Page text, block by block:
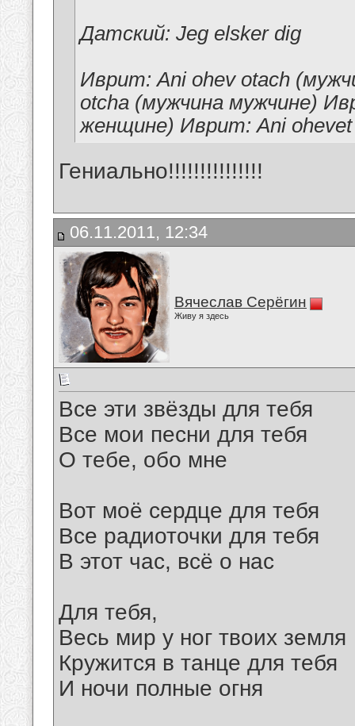
Датский: Jeg elsker dig
Иврит: Ani ohev otach
otcha (мужчина мужчине)
женщине) Иврит: Ani
Гениально!!!!!!!!!!!!!!!
06.11.2011, 12:34
Вячеслав Серёгин
Живу я здесь
Все эти звёзды для тебя
Все мои песни для тебя
О тебе, обо мне
Вот моё сердце для тебя
Все радиоточки для тебя
В этот час, всё о нас
Для тебя,
Весь мир у ног твоих земля
Кружится в танце для тебя
И ночи полные огня